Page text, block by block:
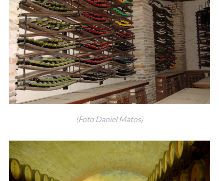
(Foto Daniel Matos)